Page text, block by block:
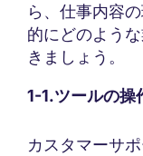
ら、仕事内容
的にどのよう
きましょう。
1-1.ツールの操
カスタマーサ